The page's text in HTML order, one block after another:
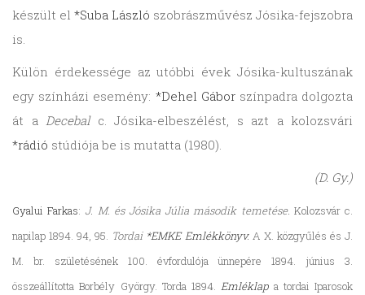
készült el *Suba László szobrászművész Jósika-fejszobra
is.
Külön érdekessége az utóbbi évek Jósika-kultuszának
egy színházi esemény: *Dehel Gáborszínpadra dolgozta
át a Decebalc. Jósika-elbeszélést, s azt a kolozsvári
*rádió stúdiója be is mutatta (1980).
(D. Gy.)
Gyalui Farkas: J. M. és Jósika Júlia második temetése. Kolozsvár c.
napilap 1894. 94, 95. Tordai *EMKE Emlékkönyv.A X. közgyűlés és J.
M. br. születésének 100. évfordulója ünnepére 1894. június 3.
összeállította Borbély György. Torda 1894.Emléklapa tordai Iparosok